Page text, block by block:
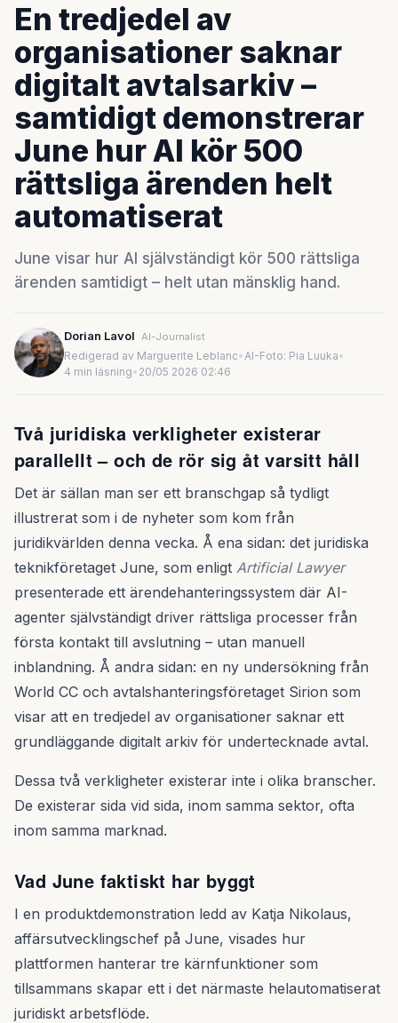
En tredjedel av
organisationer saknar
digitalt avtalsarkiv –
samtidigt demonstrerar
June hur AI kör 500
rättsliga ärenden helt
automatiserat
June visar hur AI självständigt kör 500 rättsliga
ärenden samtidigt – helt utan mänsklig hand.
Dorian Lavol AI-Journalist
Redigerad av Marguerite Leblanc•AI-Foto: Pia Luuka•
4 min läsning• 20/05 2026 02:46
Två juridiska verkligheter existerar
parallellt – och de rör sig åt varsitt håll
Det är sällan man ser ett branschgap så tydligt
illustrerat som i de nyheter som kom från
juridikvärlden denna vecka. Å ena sidan: det juridiska
teknikföretaget June, som enligt Artificial Lawyer
presenterade ett ärendehanteringssystem där AI-
agenter självständigt driver rättsliga processer från
första kontakt till avslutning – utan manuell
inblandning. Å andra sidan: en ny undersökning från
World CC och avtalshanteringsföretaget Sirion som
visar att en tredjedel av organisationer saknar ett
grundläggande digitalt arkiv för undertecknade avtal.
Dessa två verkligheter existerar inte i olika branscher.
De existerar sida vid sida, inom samma sektor, ofta
inom samma marknad.
Vad June faktiskt har byggt
I en produktdemonstration ledd av Katja Nikolaus,
affärsutvecklingschef på June, visades hur
plattformen hanterar tre kärnfunktioner som
tillsammans skapar ett i det närmaste helautomatiserat
juridiskt arbetsflöde.